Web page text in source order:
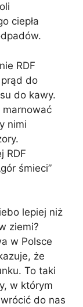
ciepła
RDF
do
do kawy.
marnować
nimi
RDF
śmieci”
lepiej niż
ziemi?
w Polsce
że
To taki
w którym
do nas